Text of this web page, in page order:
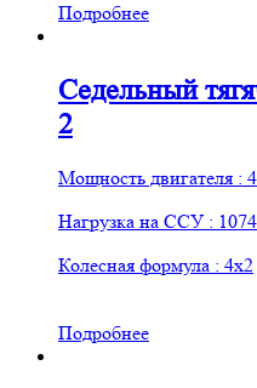
Подробнее
Седельный
2
Мощность двигателя :
Нагрузка на ССУ :
Колесная формула : 4х2
Подробнее